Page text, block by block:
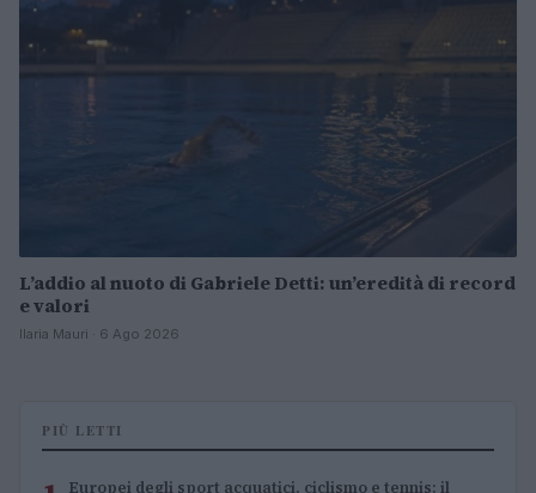
L’addio al nuoto di Gabriele Detti: un’eredità di record
e valori
Ilaria Mauri · 6 Ago 2026
PIÙ LETTI
Europei degli sport acquatici, ciclismo e tennis: il